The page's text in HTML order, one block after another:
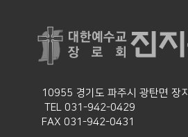
10955 경기도 파주시 광탄면 장
TEL 031-942-0429
FAX 031-942-0431